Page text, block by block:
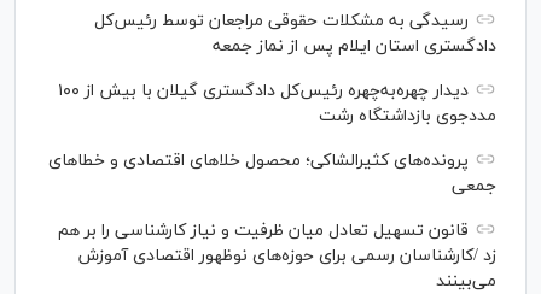
رسیدگی به مشکلات حقوقی مراجعان توسط رئیس‌کل
دادگستری استان ایلام پس از نماز جمعه
دیدار چهره‌به‌چهره رئیس‌کل دادگستری گیلان با بیش از ۱۰۰
مددجوی بازداشتگاه رشت
پرونده‌های کثیرالشاکی؛ محصول خلا‌های اقتصادی و خطا‌های
جمعی
قانون تسهیل تعادل میان ظرفیت و نیاز کارشناسی را بر هم
زد /کارشناسان رسمی برای حوزه‌های نوظهور اقتصادی آموزش
می‌بینند